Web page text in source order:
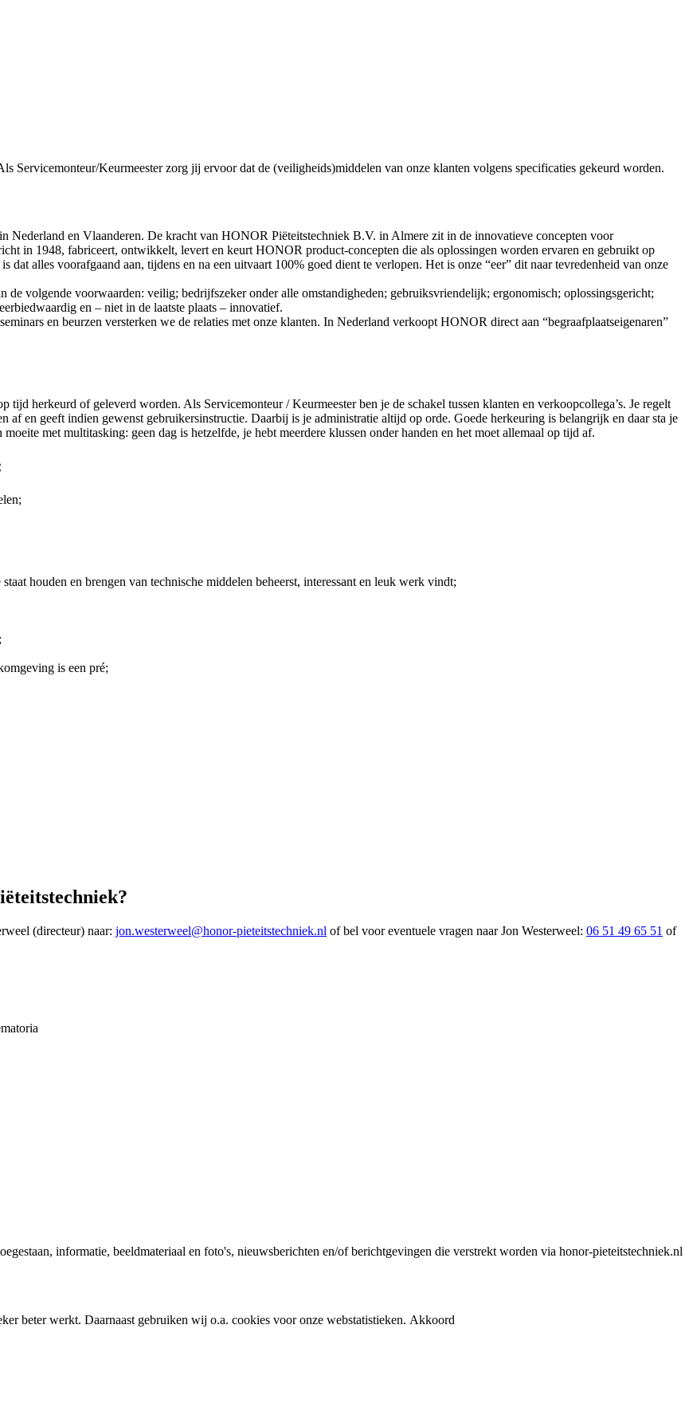
Servicemonteur/Keurmeester zorg jij ervoor dat de (veiligheids)middelen van onze klanten volgens specificaties gekeurd worden.
Nederland en Vlaanderen. De kracht van HONOR Piëteitstechniek B.V. in Almere zit in de innovatieve concepten voor
in 1948, fabriceert, ontwikkelt, levert en keurt HONOR product-concepten die als oplossingen worden ervaren en gebruikt op
dat alles voorafgaand aan, tijdens en na een uitvaart 100% goed dient te verlopen. Het is onze “eer” dit naar tevredenheid van onze
volgende voorwaarden: veilig; bedrijfszeker onder alle omstandigheden; gebruiksvriendelijk; ergonomisch; oplossingsgericht;
en – niet in de laatste plaats – innovatief.
en beurzen versterken we de relaties met onze klanten. In Nederland verkoopt HONOR direct aan “begraafplaatseigenaren”
herkeurd of geleverd worden. Als Servicemonteur / Keurmeester ben je de schakel tussen klanten en verkoopcollega’s. Je regelt
en geeft indien gewenst gebruikersinstructie. Daarbij is je administratie altijd op orde. Goede herkeuring is belangrijk en daar sta je
met multitasking: geen dag is hetzelfde, je hebt meerdere klussen onder handen en het moet allemaal op tijd af.
houden en brengen van technische middelen beheerst, interessant en leuk werk vindt;
is een pré;
(directeur) naar: jon.westerweel@honor-pieteitstechniek.nl of bel voor eventuele vragen naar Jon Westerweel: 06 51 49 65 51 of
informatie, beeldmateriaal en foto's, nieuwsberichten en/of berichtgevingen die verstrekt worden via honor-pieteitstechniek.nl
beter werkt. Daarnaast gebruiken wij o.a. cookies voor onze webstatistieken. Akkoord